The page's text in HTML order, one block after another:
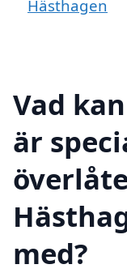
Hästhagen
Vad
är
med?